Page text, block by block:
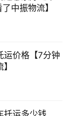
中振物流】
运价格【7分钟